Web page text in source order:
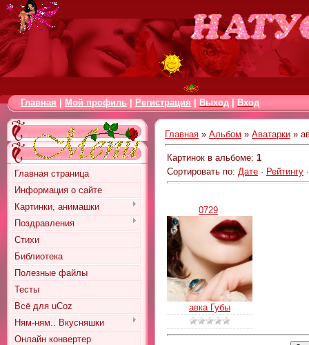
Главная Мой профиль Регистрация Выход Вход
Главная страница
Информация о сайте
Картинки, анимашки
Поздравления
Стихи
Библиотека
Полезные файлы
Тесты
Всё для uCoz
Ням-ням.. Вкусняшки
Онлайн конвертер
Главная » Альбом » Аватарки »
Картинок в альбоме: 1
Сортировать по: Дате · Рейтингу
0729
авка Губы